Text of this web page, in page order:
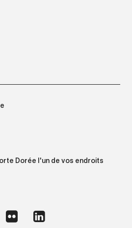
Dorée l'un de vos endroits